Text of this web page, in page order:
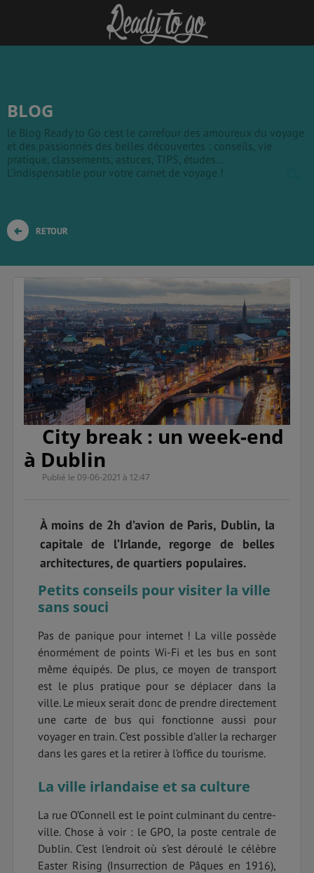
BLOG
le Blog Ready to Go c'est le carrefour des amoureux du voyage
et des passionnés des belles découvertes : conseils, vie
pratique, classements, astuces, TIPS, études...
L'indispensable pour votre carnet de voyage !
RETOUR
City break : un week-end
à Dublin
Publié le 09-06-2021 à 12:47
À moins de 2h d’avion de Paris, Dublin, la
capitale de l’Irlande, regorge de belles
architectures, de quartiers populaires.
Petits conseils pour visiter la ville
sans souci
Pas de panique pour internet ! La ville possède
énormément de points Wi-Fi et les bus en sont
même équipés. De plus, ce moyen de transport
est le plus pratique pour se déplacer dans la
ville. Le mieux serait donc de prendre directement
une carte de bus qui fonctionne aussi pour
voyager en train. C’est possible d’aller la recharger
dans les gares et la retirer à l’office du tourisme.
La ville irlandaise et sa culture
La rue O’Connell est le point culminant du centre-
ville. Chose à voir : le GPO, la poste centrale de
Dublin. C’est l’endroit où s’est déroulé le célèbre
Easter Rising (Insurrection de Pâques en 1916),